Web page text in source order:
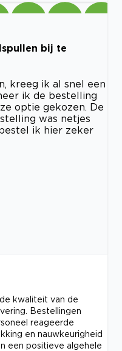
bij te
kreeg ik al snel een
ik de bestelling
optie gekozen. De
was netjes
ik hier zeker
kwaliteit van de
Bestellingen
reageerde
en nauwkeurigheid
een positieve algehele